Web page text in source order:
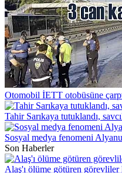
Otomobil İETT otobüsüne
Tahir Sarıkaya tutuklandı,
Sosyal medya fenomeni
Son Haberler
Alaş'ı ölüme götüren görevliler